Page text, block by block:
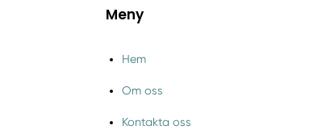
Meny
Hem
Om oss
Kontakta oss